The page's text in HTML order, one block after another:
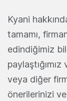
Kyani
tamamı,
edindiğimiz
veya diğer
önerilerinizi